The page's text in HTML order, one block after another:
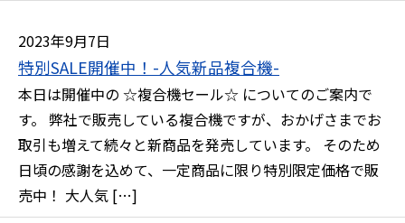
2023年9月7日
特別SALE開催中！-人気新品複合機-
本日は開催中の ☆複合機セール☆ についてのご案内で
す。 弊社で販売している複合機ですが、おかげさまでお
取引も増えて続々と新商品を発売しています。 そのため
日頃の感謝を込めて、一定商品に限り特別限定価格で販
売中！ 大人気 […]